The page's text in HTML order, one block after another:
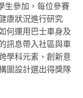
生參加，每位參賽
康狀況進行研究
何運用巴士車身及
訊息帶入社區與車
學科元素、創新意
圖設計選出得獎隊